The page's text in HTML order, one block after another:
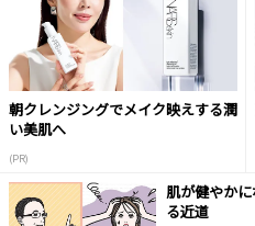
朝クレンジングでメイク映えする潤
い美肌へ
(PR)
肌が健やか
る近道